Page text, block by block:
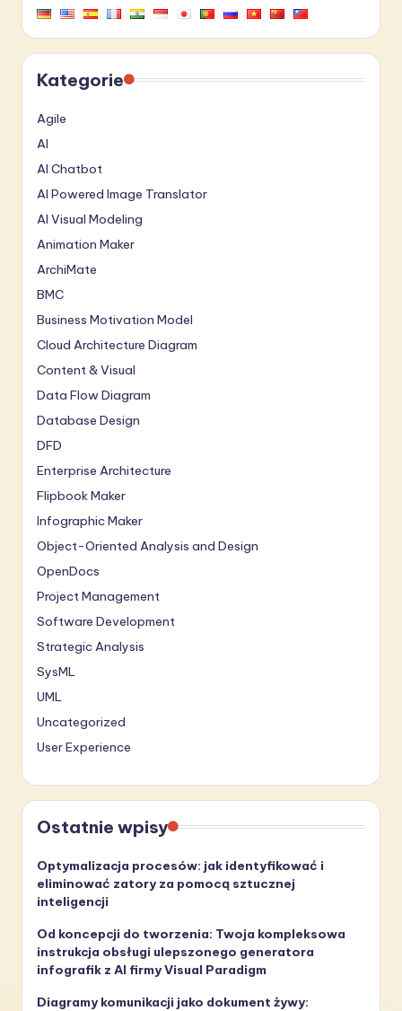
Kategorie
Agile
AI
AI Chatbot
AI Powered Image Translator
AI Visual Modeling
Animation Maker
ArchiMate
BMC
Business Motivation Model
Cloud Architecture Diagram
Content & Visual
Data Flow Diagram
Database Design
DFD
Enterprise Architecture
Flipbook Maker
Infographic Maker
Object-Oriented Analysis and Design
OpenDocs
Project Management
Software Development
Strategic Analysis
SysML
UML
Uncategorized
User Experience
Ostatnie wpisy
Optymalizacja procesów: jak identyfikować i
eliminować zatory za pomocą sztucznej
inteligencji
Od koncepcji do tworzenia: Twoja kompleksowa
instrukcja obsługi ulepszonego generatora
infografik z AI firmy Visual Paradigm
Diagramy komunikacji jako dokument żywy: